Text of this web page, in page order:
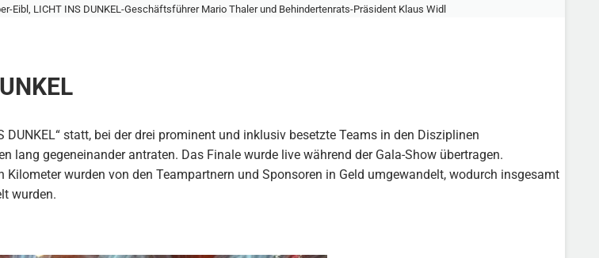
Eibl, LICHT INS DUNKEL-Geschäftsführer Mario Thaler und Behindertenrats-Präsident Klaus Widl
DUNKEL“ statt, bei der drei prominent und inklusiv besetzte Teams in den Disziplinen
lang gegeneinander antraten. Das Finale wurde live während der Gala-Show übertragen.
wurden von den Teampartnern und Sponsoren in Geld umgewandelt, wodurch insgesamt
wurden.